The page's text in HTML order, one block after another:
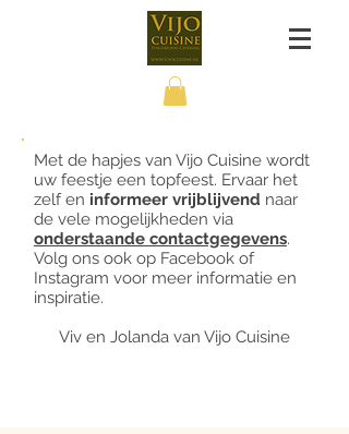
Met de hapjes van Vijo Cuisine wordt
uw feestje een topfeest. Ervaar het
zelf en informeer vrijblijvend naar
de vele mogelijkheden via
onderstaande contactgegevens.
Volg ons ook op Facebook of
Instagram voor meer informatie en
inspiratie.
Viv en Jolanda van Vijo Cuisine